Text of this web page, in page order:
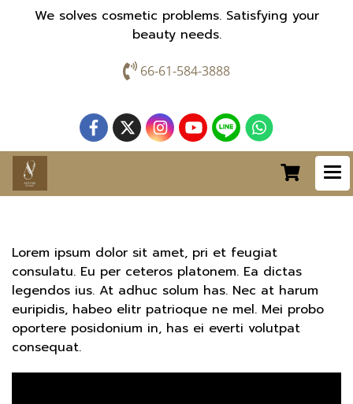
We solves cosmetic problems. Satisfying your
beauty needs.
66-61-584-3888
Lorem ipsum dolor sit amet, pri et feugiat
consulatu. Eu per ceteros platonem. Ea dictas
legendos ius. At adhuc solum has. Nec at harum
euripidis, habeo elitr patrioque ne mel. Mei probo
oportere posidonium in, has ei everti volutpat
consequat.